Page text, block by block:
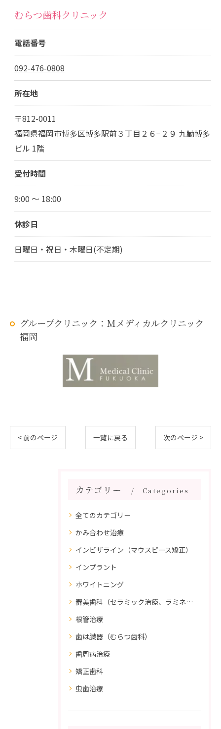
むらつ歯科クリニック
電話番号
092-476-0808
所在地
〒812-0011
福岡県福岡市博多区博多駅前３丁目２６−２９ 九勧博多
ビル 1階
受付時間
9:00 ～ 18:00
休診日
日曜日・祝日・木曜日(不定期)
グループクリニック：Mメディカルクリニック
福岡
< 前のページ 一覧に戻る 次のページ >
カテゴリー Categories
全てのカテゴリー
かみ合わせ治療
インビザライン（マウスピース矯正）
インプラント
ホワイトニング
審美歯科（セラミック治療、ラミネートべニア、ダイレクトボンディング）
根管治療
歯は臓器（むらつ歯科）
歯周病治療
矯正歯科
虫歯治療